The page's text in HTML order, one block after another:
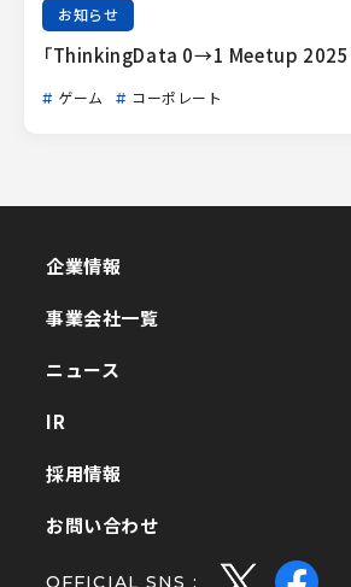
お知らせ
「ThinkingData 0→1 Meetup
ゲーム コーポレート
企業情報
事業会社一覧
ニュース
IR
採用情報
お問い合わせ
OFFICIAL SNS :